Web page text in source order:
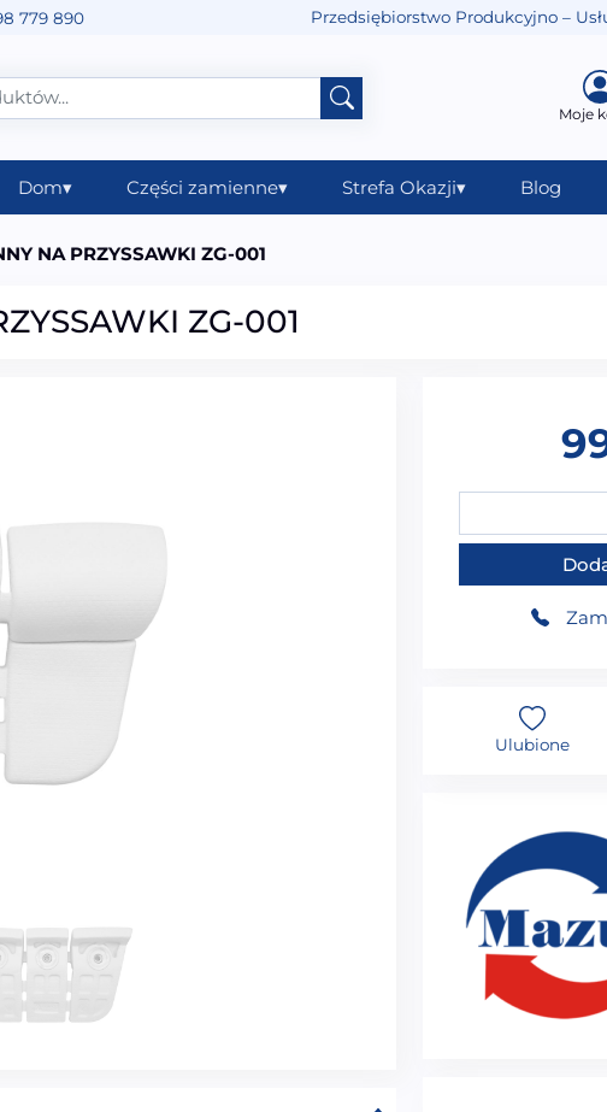
779 890 Przedsiębiorstwo Produkcyjno –
Moje
Dom▾ Części zamienne▾ Strefa Okazji▾ Blog
NA PRZYSSAWKI ZG-001
ZG-001
ilość
Ulubione